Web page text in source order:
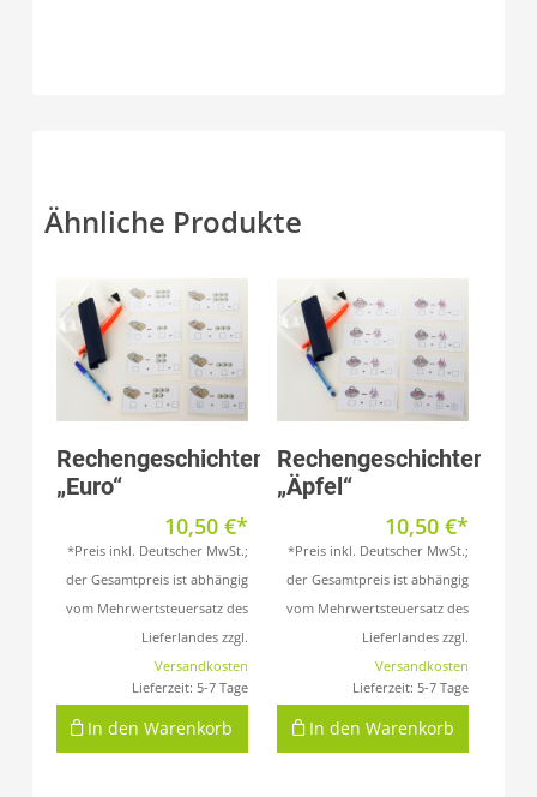
Ähnliche Produkte
Produkt anzeigen
Rechengeschichten
„Euro“
In den Warenkorb
10,50 €
*Preis inkl. Deutscher MwSt.;
der Gesamtpreis ist abhängig
vom Mehrwertsteuersatz des
Lieferlandes zzgl.
Versandkosten
Lieferzeit: 5-7 Tage
Produkt anzeigen
Rechengeschichten
„Äpfel“
In den Warenkorb
10,50 €
*Preis inkl. Deutscher MwSt.;
der Gesamtpreis ist abhängig
vom Mehrwertsteuersatz des
Lieferlandes zzgl.
Versandkosten
Lieferzeit: 5-7 Tage